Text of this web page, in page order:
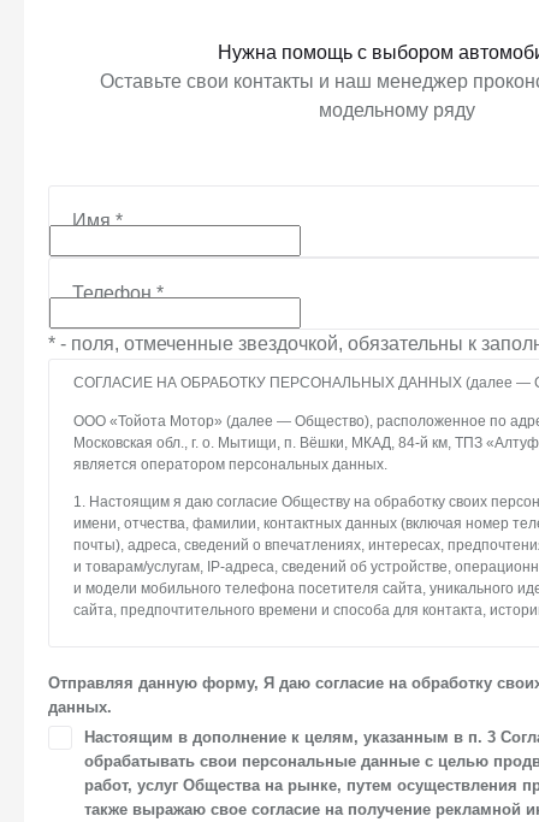
Нужна помощь с выбором
Оставьте свои контакты и наш менеджер
модельному ряду
Имя*
Телефон*
* - поля, отмеченные звездочкой, обязательны к
СОГЛАСИЕ НА ОБРАБОТКУ ПЕРСОНАЛЬНЫХ ДАННЫХ (далее —
ООО «Тойота Мотор» (далее — Общество), расположенное по
Московская обл., г. о. Мытищи, п. Вёшки, МКАД, 84-й км, ТПЗ
является оператором персональных данных.
1. Настоящим я даю согласие Обществу на обработку своих
имени, отчества, фамилии, контактных данных (включая номер
почты), адреса, сведений о впечатлениях, интересах,
и товарам/услугам, IP-адреса, сведений об устройстве,
и модели мобильного телефона посетителя сайта, уникального
сайта, предпочтительного времени и способа для контакта,
использование, передача (предоставление, доступ),
персональных данных. Общество обрабатывает персональные
средств автоматизации.
3. Целью обработки персональных данных является
Общества с посетителями и пользователями сайта.
Отправляя данную форму, Я даю согласие на обработку
данных.
Настоящим в дополнение к целям, указанным в п. 3
обрабатывать свои персональные данные с целью
работ, услуг Общества на рынке, путем осуществления
также выражаю свое согласие на получение